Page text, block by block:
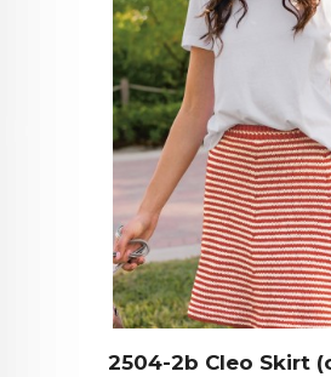
2504-2b Cleo Skirt